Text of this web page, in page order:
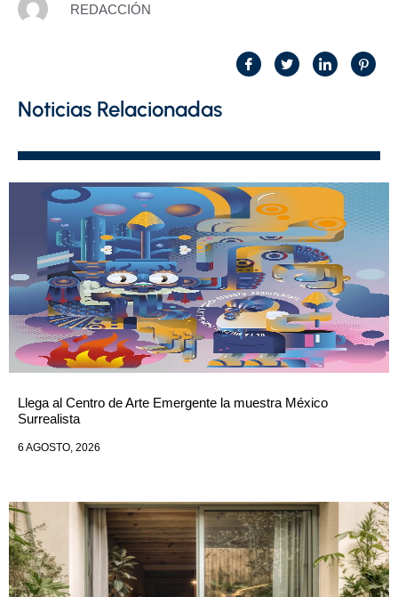
REDACCIÓN
Noticias Relacionadas
Llega al Centro de Arte Emergente la muestra México
Surrealista
6 AGOSTO, 2026